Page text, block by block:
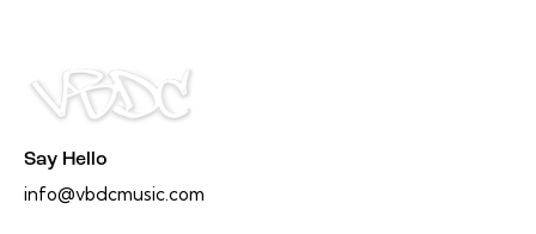
Say Hello
info@vbdcmusic.com